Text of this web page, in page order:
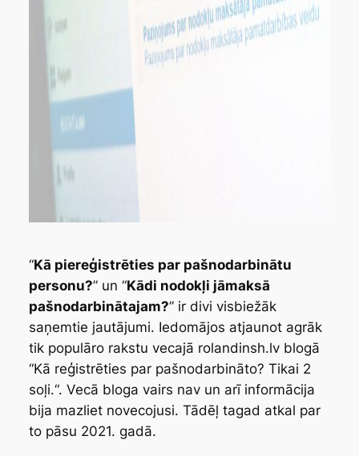
“Kā piereģistrēties par pašnodarbinātu
personu?” un “Kādi nodokļi jāmaksā
pašnodarbinātajam?” ir divi visbiežāk
saņemtie jautājumi. Iedomājos atjaunot agrāk
tik populāro rakstu vecajā rolandinsh.lv blogā
“Kā reģistrēties par pašnodarbināto? Tikai 2
soļi.“. Vecā bloga vairs nav un arī informācija
bija mazliet novecojusi. Tādēļ tagad atkal par
to pāsu 2021. gadā.